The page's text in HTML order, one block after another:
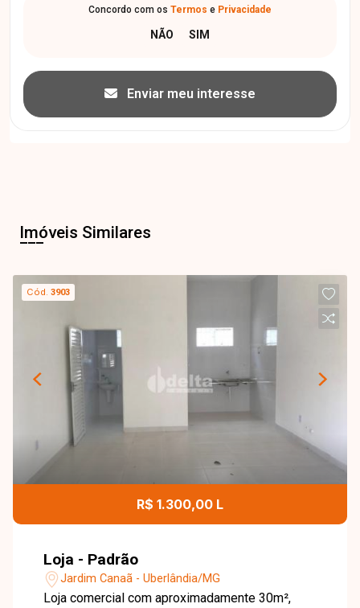
Concordo com os Termos e Privacidade
Enviar meu interesse
Imóveis Similares
Cód.3903
R$ 1.300,00 L
Loja - Padrão
Jardim Canaã - Uberlândia/MG
Loja comercial com aproximadamente 30m²,